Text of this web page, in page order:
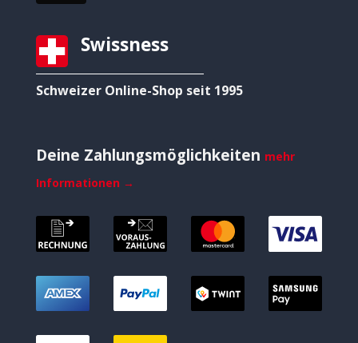
Swissness
Schweizer Online-Shop seit 1995
Deine Zahlungsmöglichkeiten mehr
Informationen →